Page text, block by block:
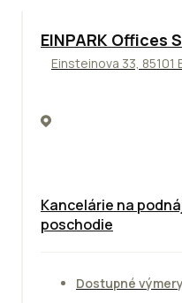
TOP ODPORÚČAME
EINPARK Offices
Einsteinova 33,
Kancelárie na
poschodie
Dostupné